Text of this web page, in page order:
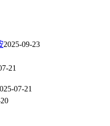
2025-09-23
21
07-21